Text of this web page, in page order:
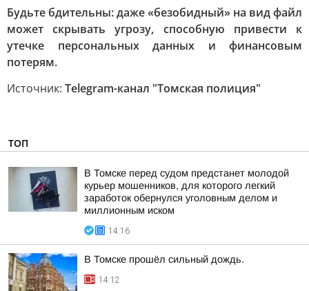
Будьте бдительны: даже «безобидный» на вид файл
может скрывать угрозу, способную привести к
утечке персональных данных и финансовым
потерям.
Источник: Telegram-канал "Томская полиция"
ТОП
В Томске перед судом предстанет молодой
курьер мошенников, для которого легкий
заработок обернулся уголовным делом и
миллионным иском
14:16
В Томске прошёл сильный дождь.
14:12